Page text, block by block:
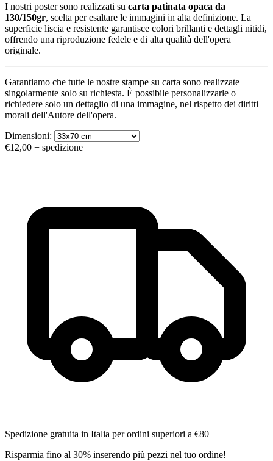
I nostri poster sono realizzati su carta patinata opaca da
130/150gr, scelta per esaltare le immagini in alta definizione. La
superficie liscia e resistente garantisce colori brillanti e dettagli nitidi,
offrendo una riproduzione fedele e di alta qualità dell'opera
originale.
Garantiamo che tutte le nostre stampe su carta sono realizzate
singolarmente solo su richiesta. È possibile personalizzarle o
richiedere solo un dettaglio di una immagine, nel rispetto dei diritti
morali dell'Autore dell'opera.
Dimensioni:
€12,00 + spedizione
Spedizione gratuita in Italia per ordini superiori a €80
Risparmia fino al 30% inserendo più pezzi nel tuo ordine!